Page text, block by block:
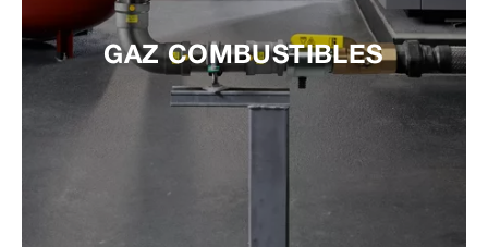
GAZ COMBUSTIBLES